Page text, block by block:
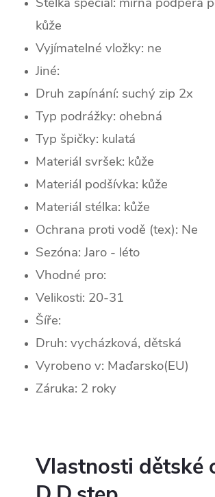
kůže
Vyjímatelné vložky: ne
Jiné:
Druh zapínání: suchý zip 2x
Typ podrážky: ohebná
Typ špičky: kulatá
Materiál svršek: kůže
Materiál podšívka: kůže
Materiál stélka: kůže
Ochrana proti vodě (tex): Ne
Sezóna: Jaro - léto
Vhodné pro:
Velikosti: 20-31
Šíře:
Druh: vycházková, dětská
Vyrobeno v: Maďarsko(EU)
Záruka: 2 roky
Vlastnosti dětské